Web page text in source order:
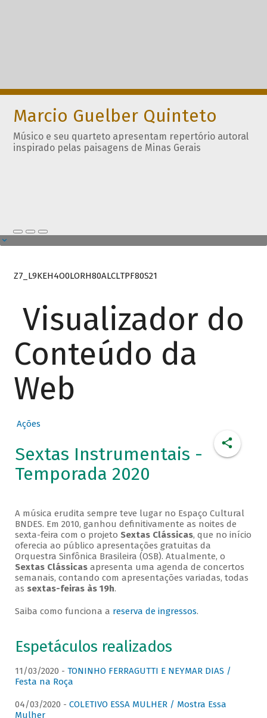
Marcio Guelber Quinteto
Músico e seu quarteto apresentam repertório autoral
inspirado pelas paisagens de Minas Gerais
Z7_L9KEH4O0LORH80ALCLTPF80S21
Visualizador do
Conteúdo da
Web
Ações
Sextas Instrumentais -
Temporada 2020
A música erudita sempre teve lugar no Espaço Cultural
BNDES. Em 2010, ganhou definitivamente as noites de
sexta-feira com o projeto Sextas Clássicas, que no início
oferecia ao público apresentações gratuitas da
Orquestra Sinfônica Brasileira (OSB). Atualmente, o
Sextas Clássicasapresenta uma agenda de concertos
semanais, contando com apresentações variadas, todas
as sextas-feiras às 19h.
Saiba como funciona a reserva de ingressos.
Espetáculos realizados
11/03/2020 - TONINHO FERRAGUTTI E NEYMAR DIAS /
Festa na Roça
04/03/2020 - COLETIVO ESSA MULHER / Mostra Essa
Mulher